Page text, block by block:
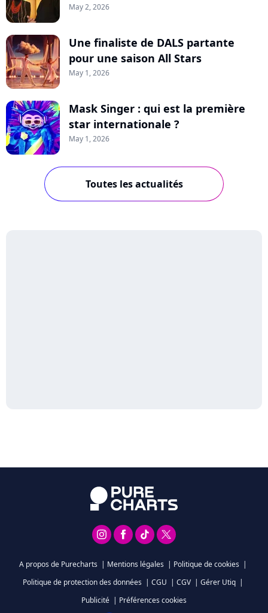
May 2, 2026
Une finaliste de DALS partante
pour une saison All Stars
May 1, 2026
Mask Singer : qui est la première
star internationale ?
May 1, 2026
Toutes les actualités
A propos de Purecharts | Mentions légales | Politique de cookies |
Politique de protection des données | CGU | CGV | Gérer Utiq |
Publicité | Préférences cookies